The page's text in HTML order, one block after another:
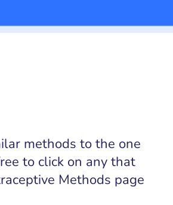
methods to the one
to click on any that
Methods page